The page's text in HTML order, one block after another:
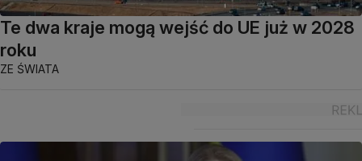
Te dwa kraje mogą wejść do UE już w 2028
roku
ZE ŚWIATA